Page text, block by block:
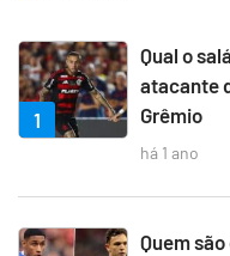
1
Qual o
atacante
Grêmio
há 1 ano
Quem